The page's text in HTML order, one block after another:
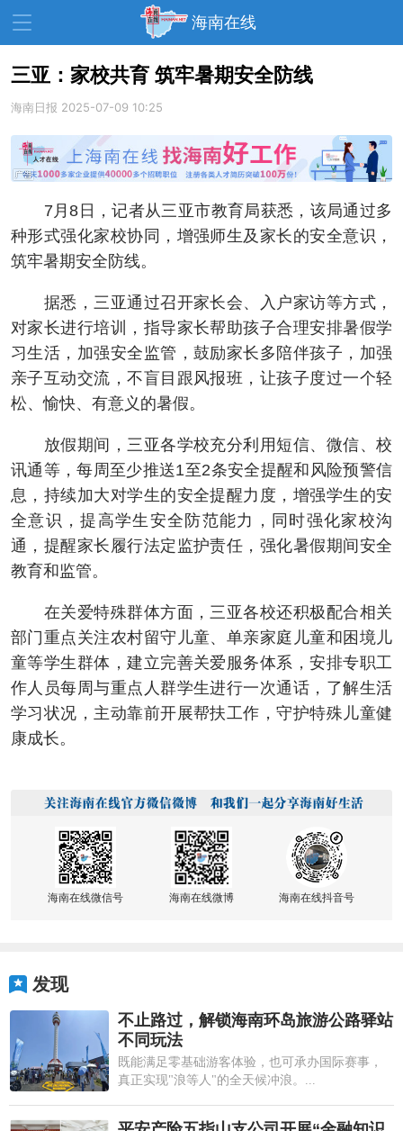
海南在线
资讯中心 热点
文体 财经
教育 健康 房产
家装 交通 美食
生活 演出
展会 走读海南 周末去哪儿
人才在线 天涯企服
三亚：家校共育 筑牢暑期安全防线
海南日报 2025-07-09 10:25
7月8日，记者从三亚市教育局获悉，该局通过多
种形式强化家校协同，增强师生及家长的安全意识，
筑牢暑期安全防线。
据悉，三亚通过召开家长会、入户家访等方式，
对家长进行培训，指导家长帮助孩子合理安排暑假学
习生活，加强安全监管，鼓励家长多陪伴孩子，加强
亲子互动交流，不盲目跟风报班，让孩子度过一个轻
松、愉快、有意义的暑假。
放假期间，三亚各学校充分利用短信、微信、校
讯通等，每周至少推送1至2条安全提醒和风险预警信
息，持续加大对学生的安全提醒力度，增强学生的安
全意识，提高学生安全防范能力，同时强化家校沟
通，提醒家长履行法定监护责任，强化暑假期间安全
教育和监管。
在关爱特殊群体方面，三亚各校还积极配合相关
部门重点关注农村留守儿童、单亲家庭儿童和困境儿
童等学生群体，建立完善关爱服务体系，安排专职工
作人员每周与重点人群学生进行一次通话，了解生活
学习状况，主动靠前开展帮扶工作，守护特殊儿童健
康成长。
海南在线微信号 海南在线微博 海南在线抖音号
发现
不止路过，解锁海南环岛旅游公路驿站
不同玩法
既能满足零基础游客体验，也可承办国际赛事，
真正实现"浪等人"的全天候冲浪。...